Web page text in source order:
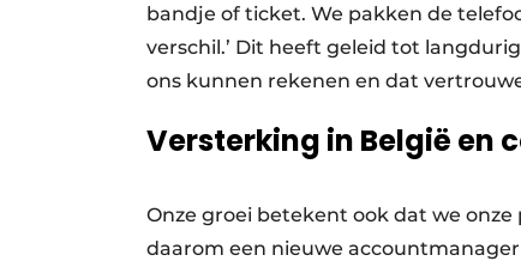
bandje of ticket. We pakken de
verschil.’ Dit heeft geleid tot
ons kunnen rekenen en dat
Versterking in België en
Onze groei betekent ook dat we
daarom een nieuwe